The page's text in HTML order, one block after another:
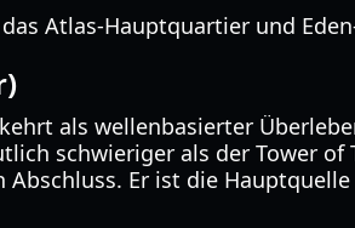
Atlas-Hauptquartier und
als wellenbasierter
schwieriger als der Tower
Er ist die